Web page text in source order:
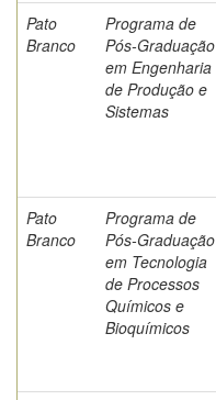
Pato
Branco
Programa de
Pós-Graduação
em Engenharia
de Produção e
Sistemas
Pato
Branco
Programa de
Pós-Graduação
em Tecnologia
de Processos
Químicos e
Bioquímicos